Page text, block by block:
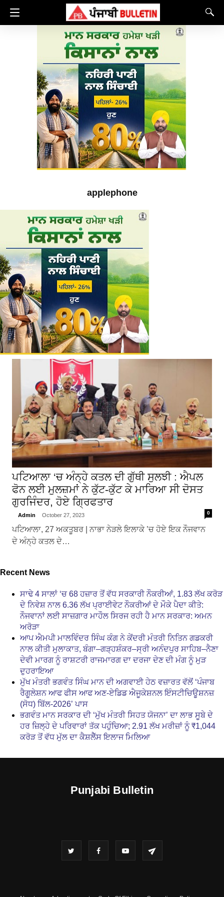
applephone
ਪਟਿਆਲਾ ‘ਚ ਅੰਨ੍ਹੇ ਕਤਲ ਦੀ ਗੁੱਥੀ ਸੁਲਝੀ : ਐਪਲ
ਫੋਨ ਲਈ ਮੁਲਜ਼ਮਾਂ ਨੇ ਕੁੱਟ-ਕੁੱਟ ਕੇ ਮਾਰਿਆ ਸੀ ਦੋਸਤ
ਗੁਰਜਿੰਦਰ, ਹੋਏ ਗ੍ਰਿਫਤਾਰ
Admin October 27, 2023 0
ਪਟਿਆਲਾ, 27 ਅਕਤੂਬਰ | ਨਾਭਾ ਨੇੜਲੇ ਇਲਾਕੇ ’ਚ ਹੋਏ ਇਕ ਨੌਜਵਾਨ
ਦੇ ਅੰਨ੍ਹੇ ਕਤਲ ਦੇ…
Recent News
ਸਾਢੇ 4 ਸਾਲਾਂ ‘ਚ 68 ਹਜ਼ਾਰ ਤੋਂ ਵੱਧ ਸਰਕਾਰੀ ਨੌਕਰੀਆਂ, 1.83 ਲੱਖ ਕਰੋੜ
ਦੇ ਨਿਵੇਸ਼ ਨਾਲ 6.36 ਲੱਖ ਪ੍ਰਾਈਵੇਟ ਨੌਕਰੀਆਂ ਦੇ ਮੌਕੇ ਪੈਦਾ ਕੀਤੇ:
ਨੌਜਵਾਨਾਂ ਲਈ ਸਾਜ਼ਗਾਰ ਮਾਹੌਲ ਸਿਰਜ ਰਹੀ ਹੈ ਮਾਨ ਸਰਕਾਰ: ਅਮਨ
ਅਰੋੜਾ
ਆਪ ਐਮਪੀ ਮਾਲਵਿੰਦਰ ਸਿੰਘ ਕੰਗ ਨੇ ਕੇਂਦਰੀ ਮੰਤਰੀ ਨਿਤਿਨ ਗਡਕਰੀ
ਨਾਲ ਕੀਤੀ ਮੁਲਾਕਾਤ, ਬੰਗਾ–ਗੜ੍ਹਸ਼ੰਕਰ–ਸ੍ਰੀ ਅਨੰਦਪੁਰ ਸਾਹਿਬ–ਨੈਣਾ
ਦੇਵੀ ਮਾਰਗ ਨੂੰ ਰਾਸ਼ਟਰੀ ਰਾਜਮਾਰਗ ਦਾ ਦਰਜਾ ਦੇਣ ਦੀ ਮੰਗ ਨੂੰ ਮੁੜ
ਦੁਹਰਾਇਆ
ਮੁੱਖ ਮੰਤਰੀ ਭਗਵੰਤ ਸਿੰਘ ਮਾਨ ਦੀ ਅਗਵਾਈ ਹੇਠ ਵਜ਼ਾਰਤ ਵੱਲੋਂ ‘ਪੰਜਾਬ
ਰੈਗੂਲੇਸ਼ਨ ਆਫ ਫੀਸ ਆਫ ਅਣ-ਏਡਿਡ ਐਜੂਕੇਸ਼ਨਲ ਇੰਸਟੀਚਿਊਸ਼ਨਜ਼
(ਸੋਧ) ਬਿੱਲ-2026’ ਪਾਸ
ਭਗਵੰਤ ਮਾਨ ਸਰਕਾਰ ਦੀ ‘ਮੁੱਖ ਮੰਤਰੀ ਸਿਹਤ ਯੋਜਨਾ’ ਦਾ ਲਾਭ ਸੂਬੇ ਦੇ
ਹਰ ਜ਼ਿਲ੍ਹੇ ਦੇ ਪਰਿਵਾਰਾਂ ਤੱਕ ਪਹੁੰਚਿਆ; 2.91 ਲੱਖ ਮਰੀਜ਼ਾਂ ਨੂੰ ₹1,044
ਕਰੋੜ ਤੋਂ ਵੱਧ ਮੁੱਲ ਦਾ ਕੈਸ਼ਲੈੱਸ ਇਲਾਜ ਮਿਲਿਆ
Punjabi Bulletin